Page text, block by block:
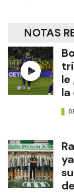
NOTAS
le
la